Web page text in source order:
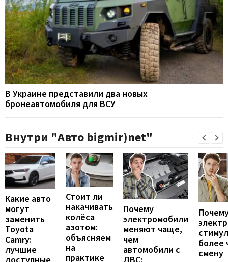
В Украине представили два новых
бронеавтомобиля для ВСУ
Внутри "Авто bigmir)net"
Какие авто
могут
заменить
Toyota
Camry:
лучшие
Стоит ли
накачивать
колёса
азотом:
объясняем
на
практике
Почему
электромобили
меняют чаще,
чем
автомобили с
более
смену